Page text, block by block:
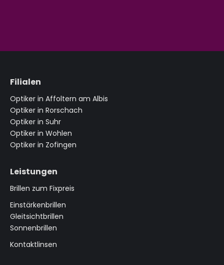
Filialen
Optiker in Affoltern am Albis
Optiker in Rorschach
Optiker in Suhr
Optiker in Wohlen
Optiker in Zofingen
Leistungen
Brillen zum Fixpreis
Einstärkenbrillen
Gleitsichtbrillen
Sonnenbrillen
Kontaktlinsen